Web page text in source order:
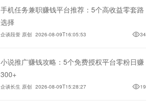
手机任务兼职赚钱平台推荐：5个高收益零套路
选择
企谈段誉 原创 2026-08-09T16:05:53 34
小说推广赚钱攻略：5个免费授权平台零粉日赚
300+
企谈长生 原创 2026-08-09T15:28:27 19